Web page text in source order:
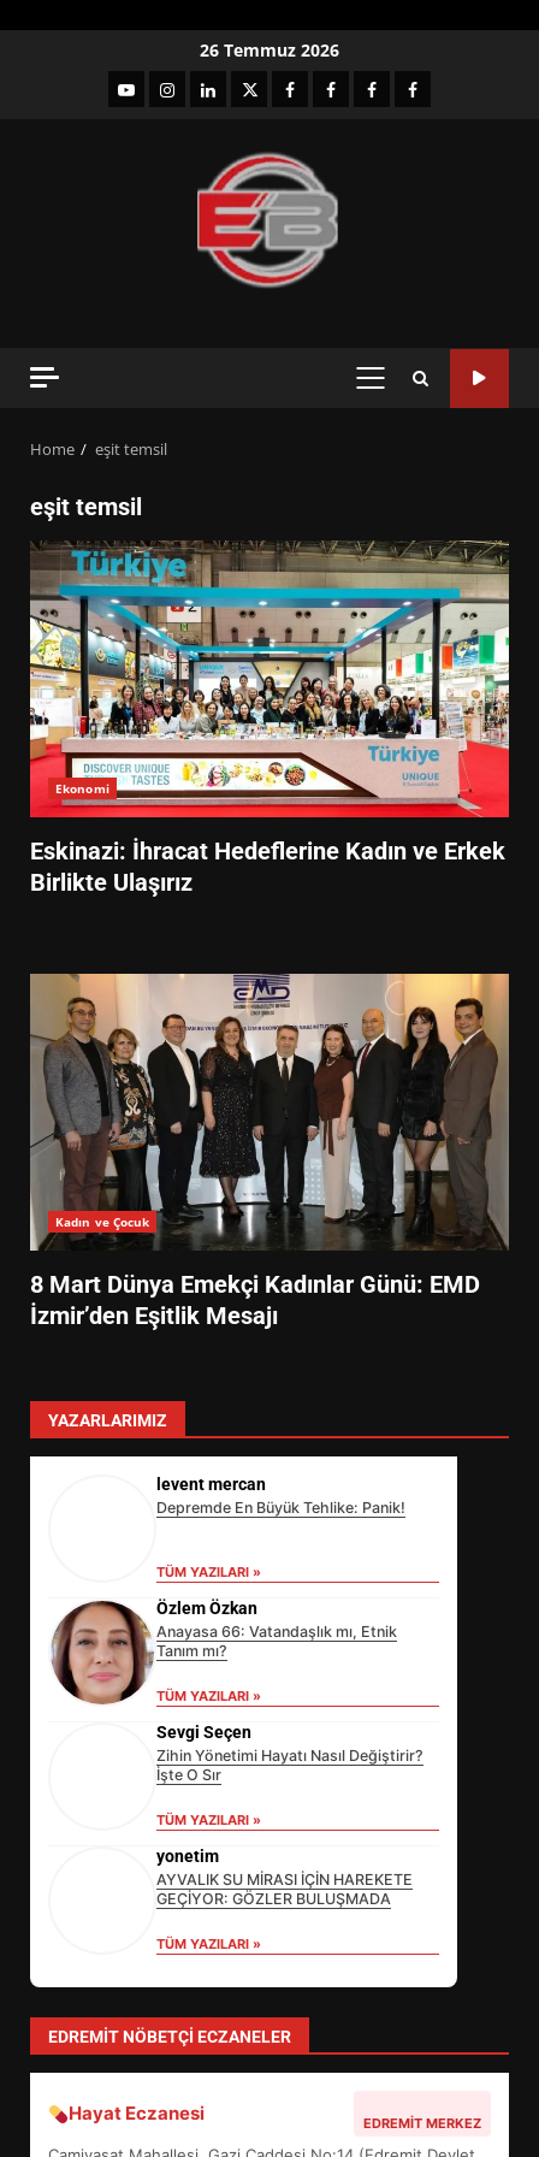
26 Temmuz 2026
YouTubeInstagram
LinkedIntwitterfacebook-Facebook-
Facebook-Facebook-
PRIMARY
Home eşit temsil
eşit temsil
Ekonomi
Eskinazi: İhracat Hedeflerine Kadın ve Erkek
Birlikte Ulaşırız
Kadın ve Çocuk
8 Mart Dünya Emekçi Kadınlar Günü: EMD
İzmir’den Eşitlik Mesajı
YAZARLARIMIZ
levent mercan
Depremde En Büyük Tehlike: Panik!
TÜM YAZILARI »
Özlem Özkan
Anayasa 66: Vatandaşlık mı, Etnik
Tanım mı?
TÜM YAZILARI »
Sevgi Seçen
Zihin Yönetimi Hayatı Nasıl Değiştirir?
İşte O Sır
TÜM YAZILARI »
yonetim
AYVALIK SU MİRASI İÇİN HAREKETE
GEÇİYOR: GÖZLER BULUŞMADA
TÜM YAZILARI »
EDREMIT NÖBETÇI ECZANELER
Hayat Eczanesi EDREMIT MERKEZ
3
EİB’DE KRİTİK ATAMA:
SÜRDÜRÜLEBİLİRLİKTE NE
EDREMİT’İN GURURU TÜRKİYE
FİNALİNDE NE BAŞARDI?